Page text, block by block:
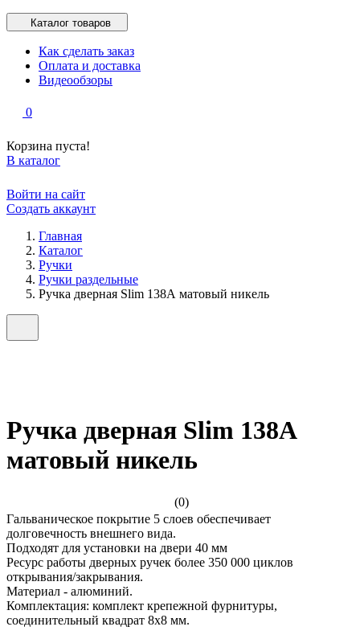
Каталог товаров
Как сделать заказ
Оплата и доставка
Видеообзоры
0
Корзина пуста!
В каталог
Войти на сайт
Создать аккаунт
Главная
Каталог
Ручки
Ручки раздельные
Ручка дверная Slim 138А матовый никель
Ручка дверная Slim 138А
матовый никель
(0)
Гальваническое покрытие 5 слоев обеспечивает
долговечность внешнего вида.
Подходят для установки на двери 40 мм
Ресурс работы дверных ручек более 350 000 циклов
открывания/закрывания.
Материал - алюминий.
Комплектация: комплект крепежной фурнитуры,
соединительный квадрат 8x8 мм.